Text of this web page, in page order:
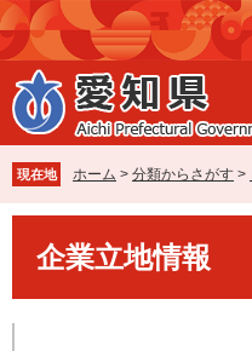
ペ
ー
ジ
の
先
で
す
。
メ
ニ
ュ
ー
を
ば
し
て
現在地 ホーム > 分類からさがす >
企業立地情報